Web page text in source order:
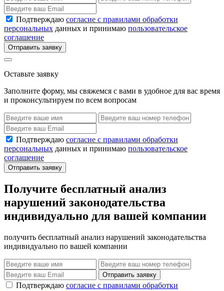
Подтверждаю согласие с правилами обработки
персональных данных и принимаю пользовательское
соглашение
Отправить заявку
Оставьте заявку
Заполните форму, мы свяжемся с вами в удобное для вас время
и проконсультируем по всем вопросам
Подтверждаю согласие с правилами обработки
персональных данных и принимаю пользовательское
соглашение
Отправить заявку
Получите бесплатный анализ
нарушений законодательства
индивидуально для вашей компании
получить бесплатный анализ нарушений законодательства
индивидуально по вашей компании
Отправить заявку
Подтверждаю согласие с правилами обработки